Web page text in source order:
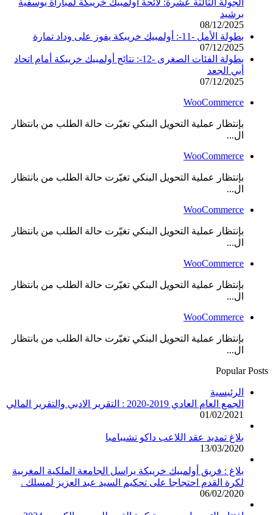
برشيد
08/12/2025
بطولة الأمل -11-: أولمبيك خريبكة يفوز على وداد تمارة
07/12/2025
بطولة الفئات الصغرى -12-: نتائج أولمبيك خريبكة أمام اتحاد
أبي الجعد
07/12/2025
WooCommerce
بإنتظار عملية التحويل البنكي تغيّرت حالة الطلب من بانتظار
ال...
WooCommerce
بإنتظار عملية التحويل البنكي تغيّرت حالة الطلب من بانتظار
ال...
WooCommerce
بإنتظار عملية التحويل البنكي تغيّرت حالة الطلب من بانتظار
ال...
WooCommerce
بإنتظار عملية التحويل البنكي تغيّرت حالة الطلب من بانتظار
ال...
WooCommerce
بإنتظار عملية التحويل البنكي تغيّرت حالة الطلب من بانتظار
ال...
Popular Posts
الرئيسية
الجمع العام العادي 2019-2020 : التقرير الادبي والتقرير المالي
01/02/2021
بلاغ تمديد عقد اللاعب داكو تشيبامبا
13/03/2020
بلاغ : فريق أولمبيك خريبكة يراسل الجامعة الملكية المغربية
لكرة القدم احتجاجا على تحكيم السيد عبد العزيز لمسلك .
06/02/2020